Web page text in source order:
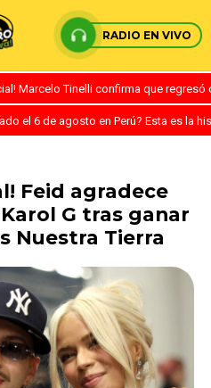
RADIO EN VIVO
Marcelo Tinelli confirma que
el 6 de agosto en Perú? Esta es la
Feid agradece
G tras ganar
Nuestra Tierra